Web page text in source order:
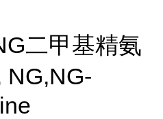
二甲基精氨
NG,NG-